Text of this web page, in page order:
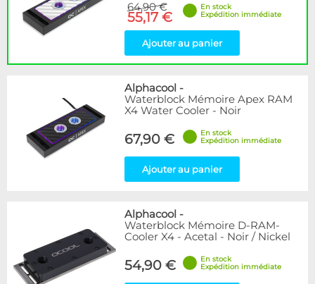
64,90 €
55,17 €
En stock
Expédition immédiate
Ajouter au panier
Alphacool -
Waterblock Mémoire Apex RAM
X4 Water Cooler - Noir
67,90 €
En stock
Expédition immédiate
Ajouter au panier
Alphacool -
Waterblock Mémoire D-RAM-
Cooler X4 - Acetal - Noir / Nickel
54,90 €
En stock
Expédition immédiate